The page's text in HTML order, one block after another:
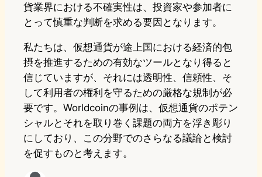
貨業界における不確実性は、投資家や参加者に
とって慎重な判断を求める要因となります。
私たちは、仮想通貨が途上国における経済的包
摂を推進するための有効なツールとなり得ると
信じていますが、それには透明性、信頼性、そ
して利用者の権利を守るための厳格な規制が必
要です。Worldcoinの事例は、仮想通貨のポテン
シャルとそれを取り巻く課題の両方を浮き彫り
にしており、この分野でのさらなる議論と検討
を促すものと考えます。